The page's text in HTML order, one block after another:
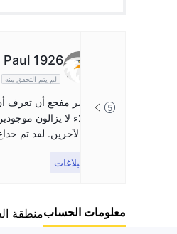
8
9
Paul 1926
لم يتم التحقق منه
إنه لأمر مفجع أن تعرف
ل هؤلاء لا يزالون
كفاح الآخرين. لقد تم
وغامضًا بالنسبة لي. إن
تمكنوا من إعادة
البلاغات
5
معلومات الحسابمنطقة